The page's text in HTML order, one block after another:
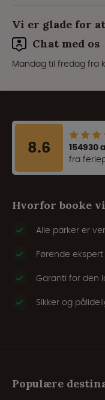
Vi er glade for
Chat med os
Mandag til fredag fra
8.6
154930
fra
Hvorfor booke
Alle parker er
Førende
Garanti for den
Sikker og
Populære